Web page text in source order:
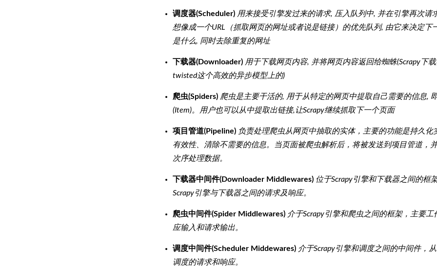
调度器(Scheduler) 用来接受引擎发过来的请求, 压入队列中, 并在引擎再次请
想像成一个URL（抓取网页的网址或者说是链接）的优先队列, 由它来决定下
是什么, 同时去除重复的网址
下载器(Downloader) 用于下载网页内容, 并将网页内容返回给蜘蛛(Scrapy下
twisted这个高效的异步模型上的)
爬虫(Spiders) 爬虫是主要干活的, 用于从特定的网页中提取自己需要的信息,
(Item)。用户也可以从中提取出链接,让Scrapy继续抓取下一个页面
项目管道(Pipeline) 负责处理爬虫从网页中抽取的实体，主要的功能是持久化
有效性、清除不需要的信息。当页面被爬虫解析后，将被发送到项目管道，
次序处理数据。
下载器中间件(Downloader Middlewares) 位于Scrapy引擎和下载器之间的框
Scrapy引擎与下载器之间的请求及响应。
爬虫中间件(Spider Middlewares) 介于Scrapy引擎和爬虫之间的框架，主要
应输入和请求输出。
调度中间件(Scheduler Middewares) 介于Scrapy引擎和调度之间的中间件，
调度的请求和响应。